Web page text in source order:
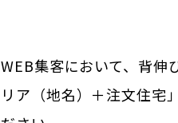
WEB集客において、背伸
リア（地名）＋注文住宅